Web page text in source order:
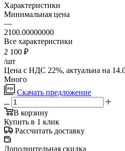
Характеристики
Минимальная цена
—
2100.00000000
Все характеристики
2 100 ₽
/шт
Цена с НДС 22%, актуальна на
Много
Скачать предложение
В корзину
Купить в 1 клик
Рассчитать доставку
Дополнительная скидка